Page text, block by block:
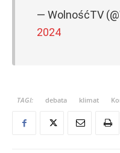
— WolnośćTV
2024
TAGI: debata klimat